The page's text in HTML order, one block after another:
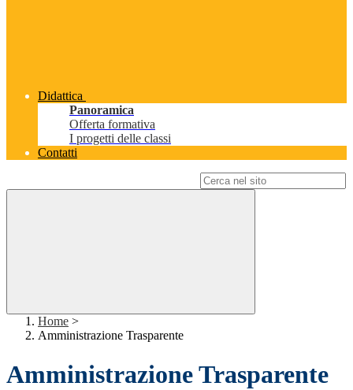
Didattica
Panoramica
Offerta formativa
I progetti delle classi
Contatti
Home >
Amministrazione Trasparente
Amministrazione Trasparente